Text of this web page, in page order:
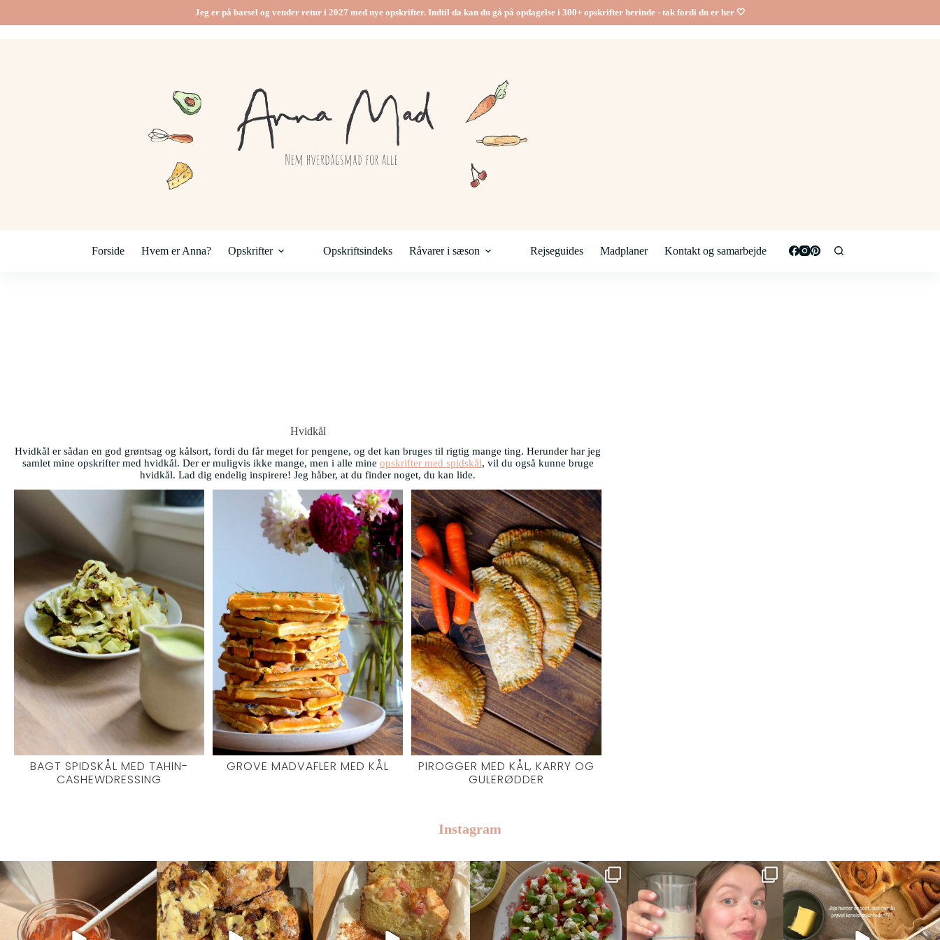
Jeg er på barsel og vender retur i 2027 med nye opskrifter. Indtil da kan du gå på opdagelse i 300+ opskrifter herinde - tak fordi du er her 🤍
Forside Hvem er Anna? Opskrifter Opskriftsindeks Råvarer i sæson Rejseguides Madplaner Kontakt og samarbejde
Hvidkål
Hvidkål er sådan en god grøntsag og kålsort, fordi du får meget for pengene, og det kan bruges til rigtig mange ting. Herunder har jeg
samlet mine opskrifter med hvidkål. Der er muligvis ikke mange, men i alle mine opskrifter med spidskål, vil du også kunne bruge
hvidkål. Lad dig endelig inspirere! Jeg håber, at du finder noget, du kan lide.
BAGT SPIDSKÅL MED TAHIN-
CASHEWDRESSING
GROVE MADVAFLER MED KÅL
PIROGGER MED KÅL, KARRY OG
GULERØDDER
Instagram